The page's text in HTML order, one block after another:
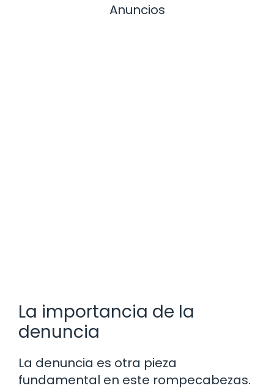
Anuncios
La importancia de la
denuncia
La denuncia es otra pieza
fundamental en este rompecabezas.